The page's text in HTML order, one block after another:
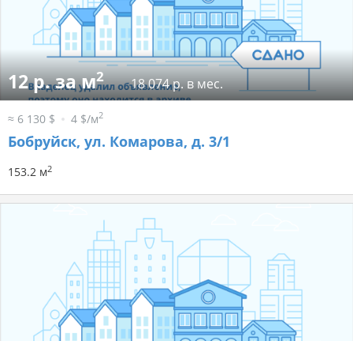
12 р. за м2 18 074 р. в мес.
≈ 6 130 $ 4 $/м2
Бобруйск, ул. Комарова, д. 3/1
153.2 м2